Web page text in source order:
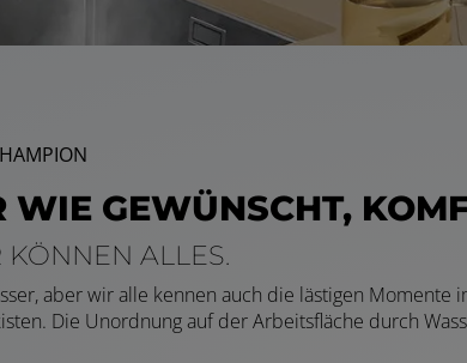
WIE GEWÜNSCHT,
ALLES.
aber wir alle kennen auch die lästigen Momente
Die Unordnung auf der Arbeitsfläche durch